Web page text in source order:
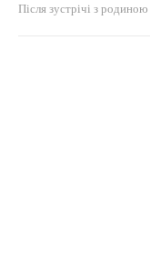
Після зустрічі з